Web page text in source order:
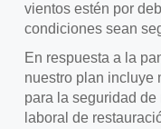
vientos estén por
condiciones sean
En respuesta a la
nuestro plan incluye
para la seguridad
laboral de